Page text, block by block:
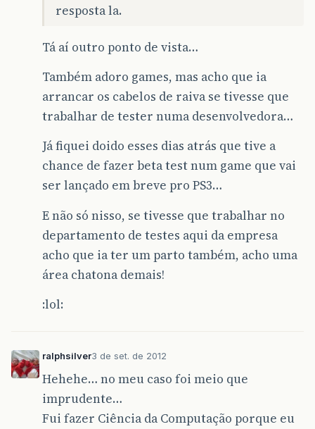
resposta la.
Tá aí outro ponto de vista…
Também adoro games, mas acho que ia
arrancar os cabelos de raiva se tivesse que
trabalhar de tester numa desenvolvedora…
Já fiquei doido esses dias atrás que tive a
chance de fazer beta test num game que vai
ser lançado em breve pro PS3…
E não só nisso, se tivesse que trabalhar no
departamento de testes aqui da empresa
acho que ia ter um parto também, acho uma
área chatona demais!
:lol:
ralphsilver3 de set. de 2012
Hehehe… no meu caso foi meio que
imprudente…
Fui fazer Ciência da Computação porque eu